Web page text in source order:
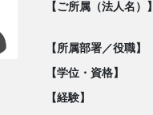
【ご所属（法人名）】
【所属部署／役職】
【学位・資格】
【経験】